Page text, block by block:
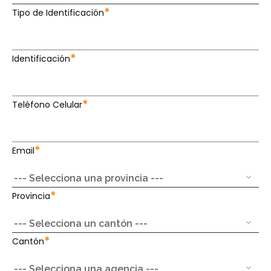
Tipo de Identificación*
Identificación*
Teléfono Celular*
Email*
Provincia*
Cantón*